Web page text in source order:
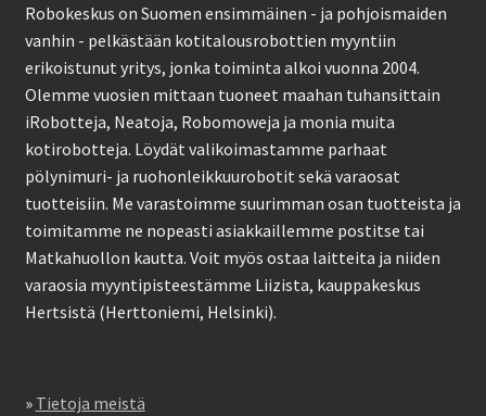
Robokeskus on Suomen ensimmäinen - ja pohjoismaiden
vanhin - pelkästään kotitalousrobottien myyntiin
erikoistunut yritys, jonka toiminta alkoi vuonna 2004.
Olemme vuosien mittaan tuoneet maahan tuhansittain
iRobotteja, Neatoja, Robomoweja ja monia muita
kotirobotteja. Löydät valikoimastamme parhaat
pölynimuri- ja ruohonleikkuurobotit sekä varaosat
tuotteisiin. Me varastoimme suurimman osan tuotteista ja
toimitamme ne nopeasti asiakkaillemme postitse tai
Matkahuollon kautta. Voit myös ostaa laitteita ja niiden
varaosia myyntipisteestämme Liizista, kauppakeskus
Hertsistä (Herttoniemi, Helsinki).
» Tietoja meistä